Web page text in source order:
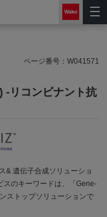
ページ番号： W041571
-リコンビナント抗
& 遺伝子合成ソリューショ
スのキーワードは、「Gene-
ストップソリューションで